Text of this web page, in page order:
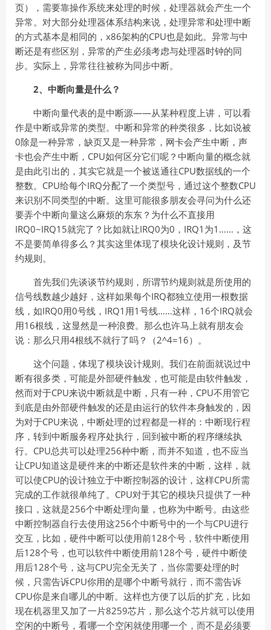
页），需要靠操作系统来处理的时候，处理器就会产生一个
异常。对大部分处理器体系结构来说，处理异常和处理中断
的方式基本是相同的，x86架构的CPU也是如此。异常与中
断还是有些区别，异常的产生必须考虑与处理器时钟的同
步。实际上，异常往往被称为同步中断。
2、中断向量是什么？
中断向量代表的是中断源——从某种程度上讲，可以看
作是中断或异常的类型。中断和异常的种类很多，比如说被
0除是一种异常，缺页又是一种异常，网卡会产生中断，声
卡也会产生中断，CPU如何区分它们呢？中断向量的概念就
是由此引出的，其实它就是一个被送通往CPU数据线的一个
整数。CPU给每个IRQ分配了一个类型号，通过这个整数CPU
来识别不同类型的中断。这里可能很多朋友会寻问为什么还
要弄个中断向量这么麻烦的东东？为什么不直接用
IRQ0~IRQ15就完了？比如就让IRQ0为0，IRQ1为1……，这
不是要简单得多么？其实这里体现了模块化设计规则，及节
约规则。
首先我们先谈谈节约规则，所谓节约规则就是所使用的
信号线数越少越好，这样如果每个IRQ都独立使用一根数据
线，如IRQ0用0号线，IRQ1用1号线……这样，16个IRQ就会
用16根线，这显然是一种浪费。那么也许马上就有朋友会
说：那么只用4根线不就行了吗？（2^4=16）。
这个问题，体现了模块设计规则。我们在前面就说过中
断有很多类，可能是外部硬件触发，也可能是由软件触发，
然而对于CPU来说中断就是中断，只有一种，CPU不用管它
到底是由外部硬件触发的还是由运行的软件本身触发的，因
为对于CPU来说，中断处理的过程都是一样的：中断现行程
序，转到中断服务程序处执行，回到被中断的程序继续执
行。CPU总共可以处理256种中断，而并不知道，也不应当
让CPU知道这是硬件来的中断还是软件来的中断，这样，就
可以使CPU的设计独立于中断控制器的设计，这样CPU所需
完成的工作就很单纯了。CPU对于其它的模块只提供了一种
接口，这就是256个中断处理向量，也称为中断号。由这些
中断控制器自行去使用这256个中断号中的一个与CPU进行
交互，比如，硬件中断可以使用前128个号，软件中断使用
后128个号，也可以软件中断使用前128个号，硬件中断使
用后128个号，这与CPU完全无关了，当你需要处理的时
候，只需告诉CPU你用的是哪个中断号就行，而不需告诉
CPU你是来自哪儿的中断。这样也方便了以后的扩充，比如
现在机器里又加了一片8259芯片，那么这个芯片就可以使用
空闲的中断号，看哪一个空闲就使用哪一个，而不是必须要